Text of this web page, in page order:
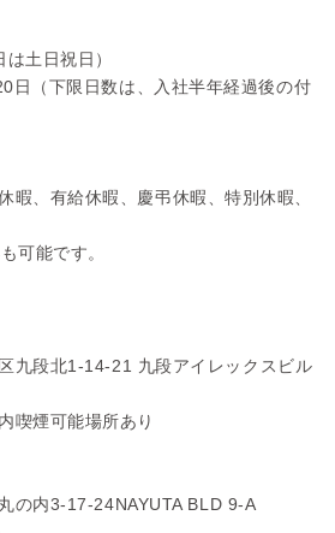
土日祝日）
日（下限日数は、入社半年経過後の付
暇、有給休暇、慶弔休暇、特別休暇、
可能です。
九段北1-14-21 九段アイレックスビル
喫煙可能場所あり
の内3-17-24NAYUTA BLD 9-A